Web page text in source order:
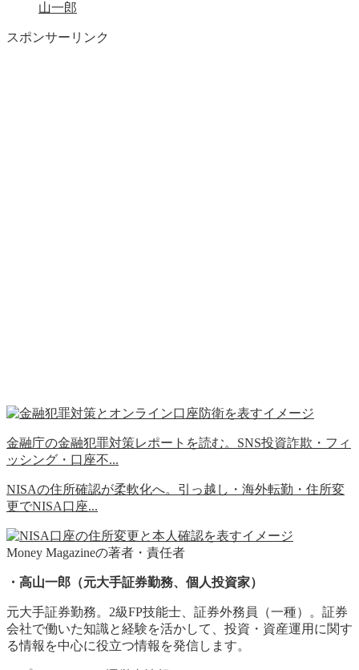
山一郎
スポンサーリンク
金融庁の金融犯罪対策レポートを読む。SNS投資詐欺・フィ
ッシング・口座不...
NISAの住所確認が柔軟化へ。引っ越し・海外転勤・住所変
更でNISA口座...
Money Magazineの著者・責任者
・高山一郎（元大手証券勤務、個人投資家）
元大手証券勤務。2級FP技能士、証券外務員（一種）。証券
会社で働いた知識と経験を活かして、投資・資産運用に関す
る情報を中心に役立つ情報を発信します。